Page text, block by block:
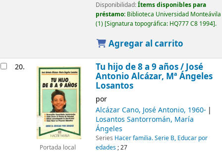
Disponibilidad:Ítems disponibles para
préstamo: Biblioteca Universidad Monteávila
(1) Signatura topográfica: HQ777 C8 1994 .
Agregar al carrito
20.
Portada local
Tu hijo de 8 a 9 años /José
Antonio Alcázar, Mª Ángeles
Losantos
por
Alcázar Cano, José Antonio, 1960-
Losantos Santorromán, María
Ángeles
Series Hacer familia. Serie B, Educar por
edades; 27